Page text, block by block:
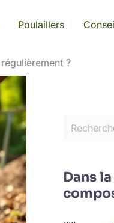
Poulaillers
?
Dans